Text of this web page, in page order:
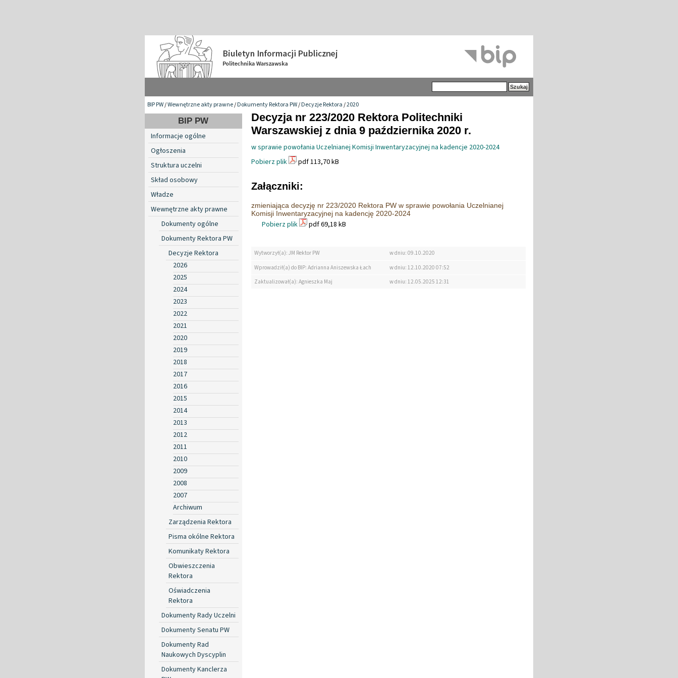
BIP PW/Wewnętrzne akty prawne/Dokumenty Rektora PW/Decyzje Rektora/2020
BIP PW
Informacje ogólne
Ogłoszenia
Struktura uczelni
Skład osobowy
Władze
Wewnętrzne akty prawne
Dokumenty ogólne
Dokumenty Rektora PW
Decyzje Rektora
2026
2025
2024
2023
2022
2021
2020
2019
2018
2017
2016
2015
2014
2013
2012
2011
2010
2009
2008
2007
Archiwum
Zarządzenia Rektora
Pisma okólne Rektora
Komunikaty Rektora
Obwieszczenia
Rektora
Oświadczenia
Rektora
Dokumenty Rady Uczelni
Dokumenty Senatu PW
Dokumenty Rad
Naukowych Dyscyplin
Dokumenty Kanclerza
Decyzja nr 223/2020 Rektora Politechniki
Warszawskiej z dnia 9 października 2020 r.
w sprawie powołania Uczelnianej Komisji Inwentaryzacyjnej na kadencje 2020-2024
Pobierz plik
pdf 113,70 kB
Załączniki:
zmieniająca decyzję nr 223/2020 Rektora PW w sprawie powołania Uczelnianej
Komisji Inwentaryzacyjnej na kadencję 2020-2024
Pobierz plik pdf 69,18 kB
Wytworzył(a): JM Rektor PW
w dniu: 09.10.2020
Wprowadził(a) do BIP: Adrianna Aniszewska Łach
w dniu: 12.10.2020 07:52
Zaktualizował(a): Agnieszka Maj
w dniu: 12.05.2025 12:31